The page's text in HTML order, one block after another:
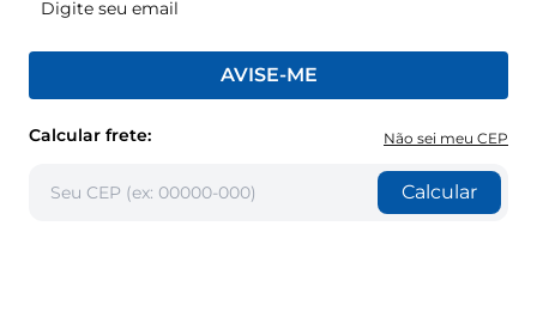
AVISE-ME
Calcular frete: Não sei meu CEP
Calcular